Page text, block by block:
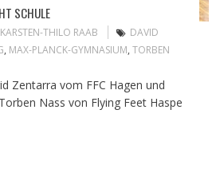
SCHULE
KARSTEN-THILO RAAB
DAVID
, MAX-PLANCK-GYMNASIUM, TORBEN
Zentarra vom FFC Hagen und
Nass von Flying Feet Haspe